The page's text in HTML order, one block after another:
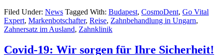
Filed Under: News Tagged With: Budapest, CosmoDent, Go Vital
Expert, Markenbotschafter, Reise, Zahnbehandlung in Ungarn,
Zahnersatz im Ausland, Zahnklinik
Covid-19: Wir sorgen für Ihre Sicherheit!